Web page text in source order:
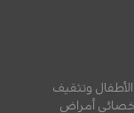
وتثقيف
أخصائي أمراض